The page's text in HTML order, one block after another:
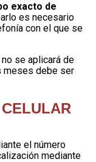
exacto de
es necesario
con el que se
se aplicará de
meses debe ser
el número
mediante